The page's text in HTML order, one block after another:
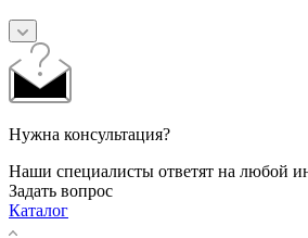
Нужна консультация?
Наши специалисты ответят на любой
Задать вопрос
Каталог